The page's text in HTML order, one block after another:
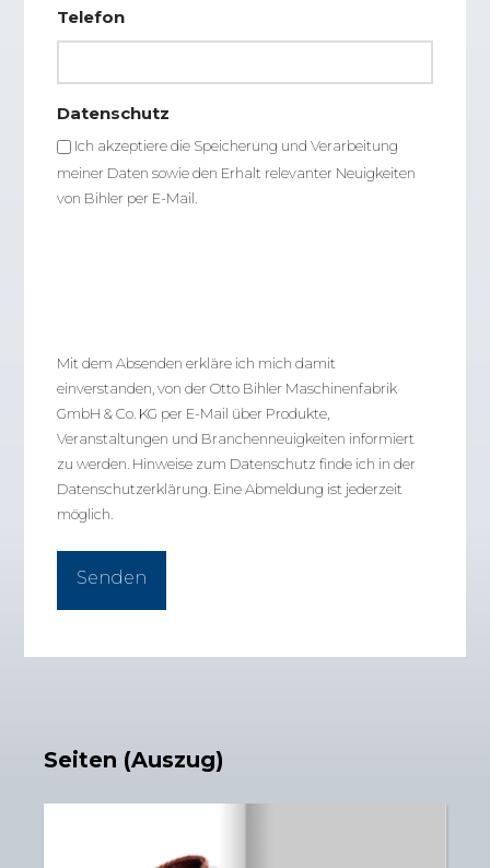
Telefon
Datenschutz
Ich akzeptiere die Speicherung und Verarbeitung
meiner Daten sowie den Erhalt relevanter Neuigkeiten
von Bihler per E-Mail.
Mit dem Absenden erkläre ich mich damit
einverstanden, von der Otto Bihler Maschinenfabrik
GmbH & Co. KG per E-Mail über Produkte,
Veranstaltungen und Branchenneuigkeiten informiert
zu werden. Hinweise zum Datenschutz finde ich in der
Datenschutzerklärung . Eine Abmeldung ist jederzeit
möglich.
Seiten (Auszug)